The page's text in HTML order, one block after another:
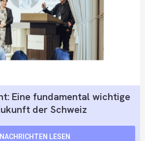
Eine fundamental wichtige
der Schweiz
NACHRICHTEN LESEN